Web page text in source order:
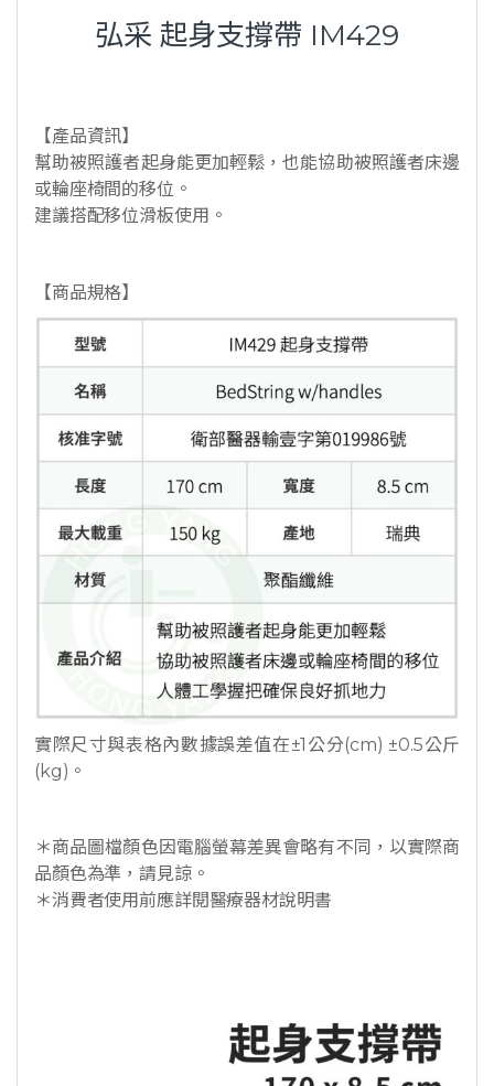
弘采 起身支撐帶 IM429
【產品資訊】
幫助被照護者起身能更加輕鬆，也能協助被照護者床邊
或輪座椅間的移位。
建議搭配移位滑板使用。
【商品規格】
實際尺寸與表格內數據誤差值在±1公分(cm) ±0.5公斤
(kg)。
＊商品圖檔顏色因電腦螢幕差異會略有不同，以實際商
品顏色為準，請見諒。
＊消費者使用前應詳閱醫療器材說明書